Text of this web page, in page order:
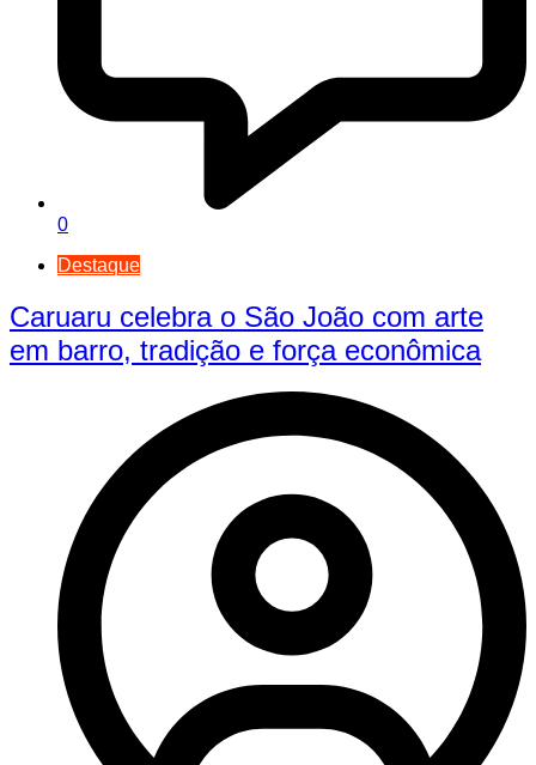
0
Destaque
Caruaru celebra o São João com arte
em barro, tradição e força econômica